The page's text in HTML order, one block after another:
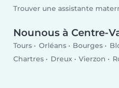
Trouver une assistante
Nounous à Centre-
Tours Orléans Bourges
Chartres
Dreux Vierzon